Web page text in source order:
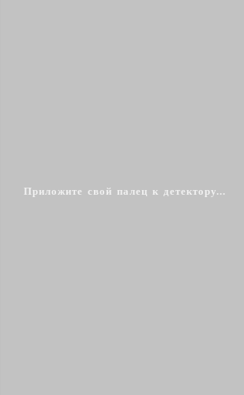
Приложите свой палец к детектору...